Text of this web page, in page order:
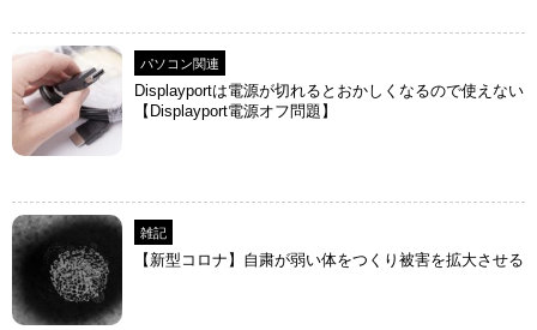
パソコン関連
Displayportは電源が切れるとおかしくなるので使えない
【Displayport電源オフ問題】
雑記
【新型コロナ】自粛が弱い体をつくり被害を拡大させる